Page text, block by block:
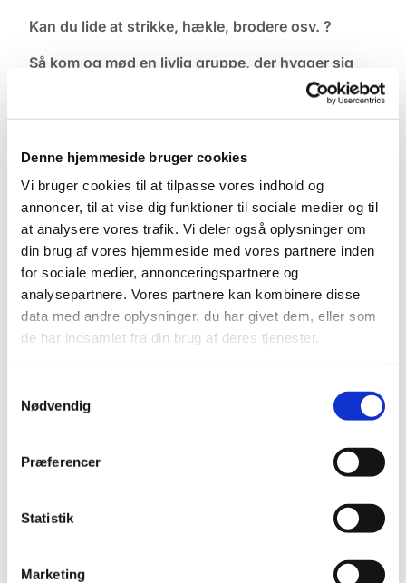
Denne hjemmeside bruger cookies
Vi bruger cookies til at tilpasse vores indhold og
annoncer, til at vise dig funktioner til sociale medier og til
at analysere vores trafik. Vi deler også oplysninger om
din brug af vores hjemmeside med vores partnere inden
for sociale medier, annonceringspartnere og
analysepartnere. Vores partnere kan kombinere disse
data med andre oplysninger, du har givet dem, eller som
de har indsamlet fra din brug af deres tjenester.
Nødvendig
Præferencer
Statistik
Marketing
Kan du lide at strikke, hækle, brodere osv. ?
Så kom og mød en livlig gruppe, der hygger sig
Af og til sælger vi ting til fordel for gode formål.
Du vil måske også kunne